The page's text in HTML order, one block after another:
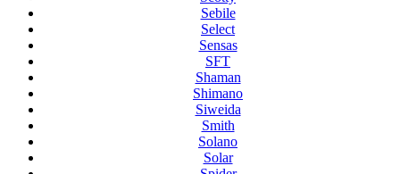
Sebile
Select
Sensas
SFT
Shaman
Shimano
Siweida
Smith
Solano
Solar